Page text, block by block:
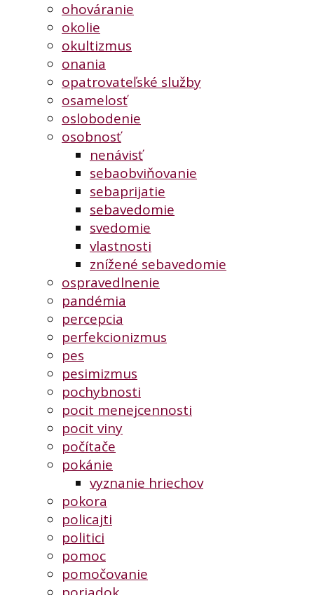
ohováranie
okolie
okultizmus
onania
opatrovateľské služby
osamelosť
oslobodenie
osobnosť
nenávisť
sebaobviňovanie
sebaprijatie
sebavedomie
svedomie
vlastnosti
znížené sebavedomie
ospravedlnenie
pandémia
percepcia
perfekcionizmus
pes
pesimizmus
pochybnosti
pocit menejcennosti
pocit viny
počítače
pokánie
vyznanie hriechov
pokora
policajti
politici
pomoc
pomočovanie